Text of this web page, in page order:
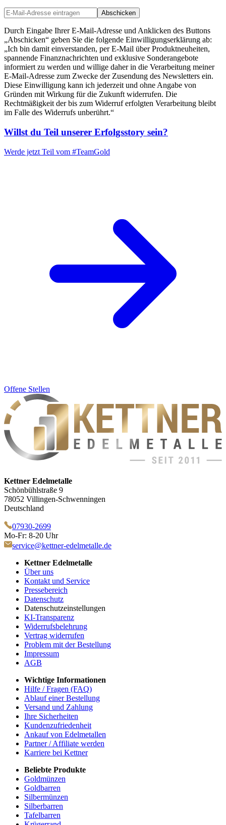
Abschicken
Durch Eingabe Ihrer E-Mail-Adresse und Anklicken des Buttons
„Abschicken“ geben Sie die folgende Einwilligungserklärung ab:
„Ich bin damit einverstanden, per E-Mail über Produktneuheiten,
spannende Finanznachrichten und exklusive Sonderangebote
informiert zu werden und willige daher in die Verarbeitung meiner
E-Mail-Adresse zum Zwecke der Zusendung des Newsletters ein.
Diese Einwilligung kann ich jederzeit und ohne Angabe von
Gründen mit Wirkung für die Zukunft widerrufen. Die
Rechtmäßigkeit der bis zum Widerruf erfolgten Verarbeitung bleibt
im Falle des Widerrufs unberührt.“
Willst du Teil unserer Erfolgsstory sein?
Werde jetzt Teil vom #TeamGold
Offene Stellen
Kettner Edelmetalle
Schönbühlstraße 9
78052 Villingen-Schwenningen
Deutschland
07930-2699
Mo-Fr: 8-20 Uhr
service@kettner-edelmetalle.de
Kettner Edelmetalle
Über uns
Kontakt und Service
Pressebereich
Datenschutz
Datenschutzeinstellungen
KI-Transparenz
Widerrufsbelehrung
Vertrag widerrufen
Problem mit der Bestellung
Impressum
AGB
Wichtige Informationen
Hilfe / Fragen (FAQ)
Ablauf einer Bestellung
Versand und Zahlung
Ihre Sicherheiten
Kundenzufriedenheit
Ankauf von Edelmetallen
Partner / Affiliate werden
Karriere bei Kettner
Beliebte Produkte
Goldmünzen
Goldbarren
Silbermünzen
Silberbarren
Tafelbarren